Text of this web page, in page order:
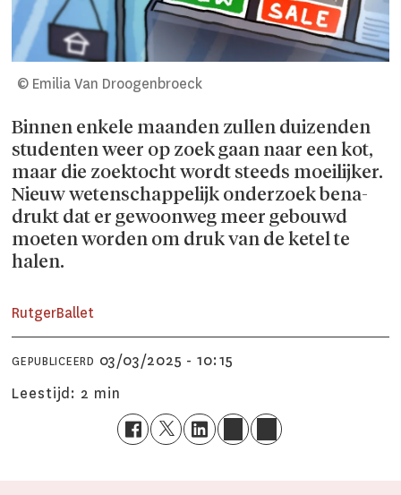
© Emilia Van Droogenbroeck
Binnen enkele maanden zullen duizenden
studenten weer op zoek gaan naar een kot,
maar die zoektocht wordt steeds moeilijker.
Nieuw wetenschappelijk onderzoek bena­
drukt dat er gewoonweg meer gebouwd
moeten worden om druk van de ketel te
halen.
RutgerBallet
GEPUBLICEERD
03/03/2025 - 10:15
Leestijd: 2 min